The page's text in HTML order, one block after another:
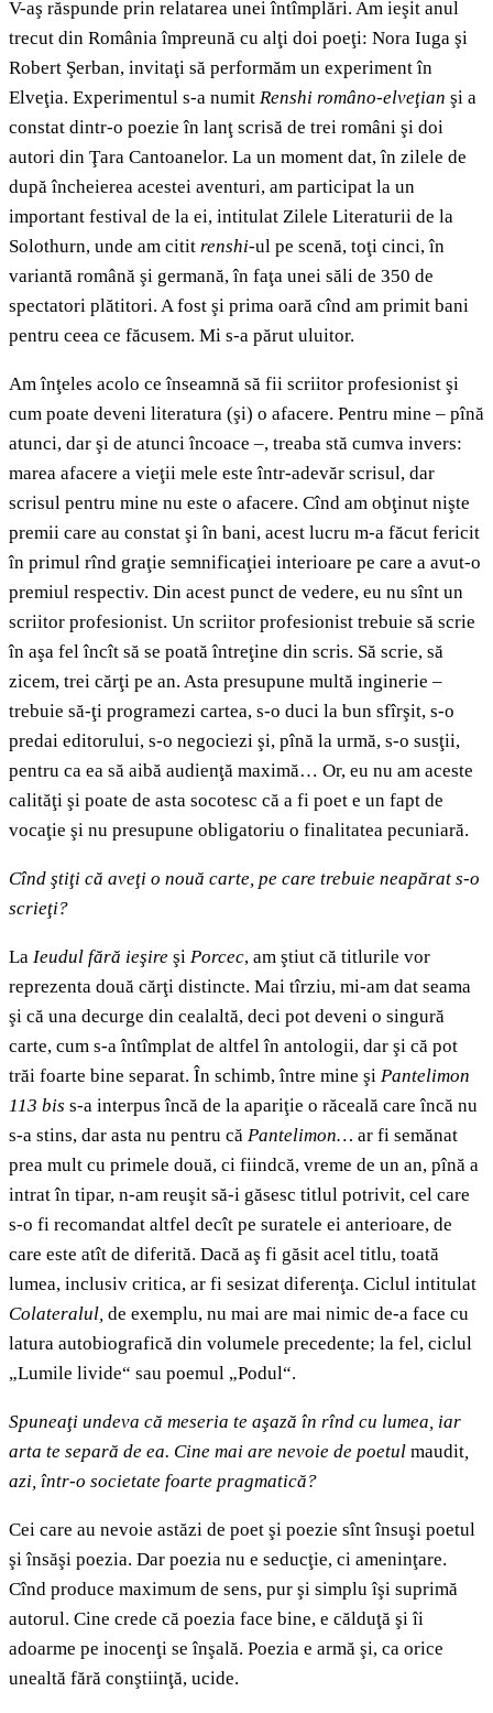
V-aş răspunde prin relatarea unei întîmplări. Am ieşit anul
trecut din România împreună cu alţi doi poeţi: Nora Iuga şi
Robert Şerban, invitaţi să performăm un experiment în
Elveţia. Experimentul s-a numit Renshi româno-elveţian şi a
constat dintr-o poezie în lanţ scrisă de trei români şi doi
autori din Ţara Cantoanelor. La un moment dat, în zilele de
după încheierea acestei aventuri, am participat la un
important festival de la ei, intitulat Zilele Literaturii de la
Solothurn, unde am citit renshi-ul pe scenă, toţi cinci, în
variantă română şi germană, în faţa unei săli de 350 de
spectatori plătitori. A fost şi prima oară cînd am primit bani
pentru ceea ce făcusem. Mi s-a părut uluitor.
Am înţeles acolo ce înseamnă să fii scriitor profesionist şi
cum poate deveni literatura (şi) o afacere. Pentru mine – pînă
atunci, dar şi de atunci încoace –, treaba stă cumva invers:
marea afacere a vieţii mele este într-adevăr scrisul, dar
scrisul pentru mine nu este o afacere. Cînd am obţinut nişte
premii care au constat şi în bani, acest lucru m-a făcut fericit
în primul rînd graţie semnificaţiei interioare pe care a avut-o
premiul respectiv. Din acest punct de vedere, eu nu sînt un
scriitor profesionist. Un scriitor profesionist trebuie să scrie
în aşa fel încît să se poată întreţine din scris. Să scrie, să
zicem, trei cărţi pe an. Asta presupune multă inginerie –
trebuie să-ţi programezi cartea, s-o duci la bun sfîrşit, s-o
predai editorului, s-o negociezi şi, pînă la urmă, s-o susţii,
pentru ca ea să aibă audienţă maximă… Or, eu nu am aceste
calităţi şi poate de asta socotesc că a fi poet e un fapt de
vocaţie şi nu presupune obligatoriu o finalitatea pecuniară.
Cînd ştiţi că aveţi o nouă carte, pe care trebuie neapărat s-o
scrieţi?
La Ieudul fără ieşire şi Porcec, am ştiut că titlurile vor
reprezenta două cărţi distincte. Mai tîrziu, mi-am dat seama
şi că una decurge din cealaltă, deci pot deveni o singură
carte, cum s-a întîmplat de altfel în antologii, dar şi că pot
trăi foarte bine separat. În schimb, între mine şi Pantelimon
113 bis s-a interpus încă de la apariţie o răceală care încă nu
s-a stins, dar asta nu pentru că Pantelimon… ar fi semănat
prea mult cu primele două, ci fiindcă, vreme de un an, pînă a
intrat în tipar, n-am reuşit să-i găsesc titlul potrivit, cel care
s-o fi recomandat altfel decît pe suratele ei anterioare, de
care este atît de diferită. Dacă aş fi găsit acel titlu, toată
lumea, inclusiv critica, ar fi sesizat diferenţa. Ciclul intitulat
Colateralul, de exemplu, nu mai are mai nimic de-a face cu
latura autobiografică din volumele precedente; la fel, ciclul
„Lumile livide“ sau poemul „Podul“.
Spuneaţi undeva că meseria te aşază în rînd cu lumea, iar
arta te separă de ea. Cine mai are nevoie de poetul maudit,
azi, într-o societate foarte pragmatică?
Cei care au nevoie astăzi de poet şi poezie sînt însuşi poetul
şi însăşi poezia. Dar poezia nu e seducţie, ci ameninţare.
Cînd produce maximum de sens, pur şi simplu îşi suprimă
autorul. Cine crede că poezia face bine, e călduţă şi îi
adoarme pe inocenţi se înşală. Poezia e armă şi, ca orice
unealtă fără conştiinţă, ucide.